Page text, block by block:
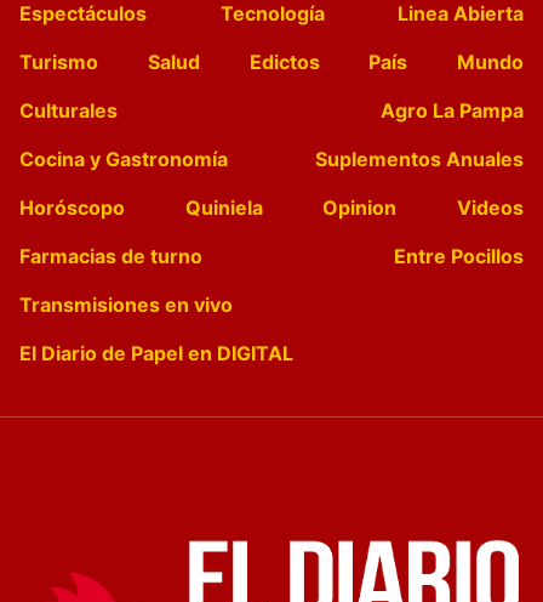
Espectáculos
Tecnología
Linea Abierta
Turismo
Salud Edictos País
Mundo
Culturales
Agro La Pampa
Cocina y Gastronomía
Suplementos Anuales
Horóscopo
Quiniela Opinion
Videos
Farmacias de turno
Entre Pocillos
Transmisiones en vivo
El Diario de Papel en DIGITAL